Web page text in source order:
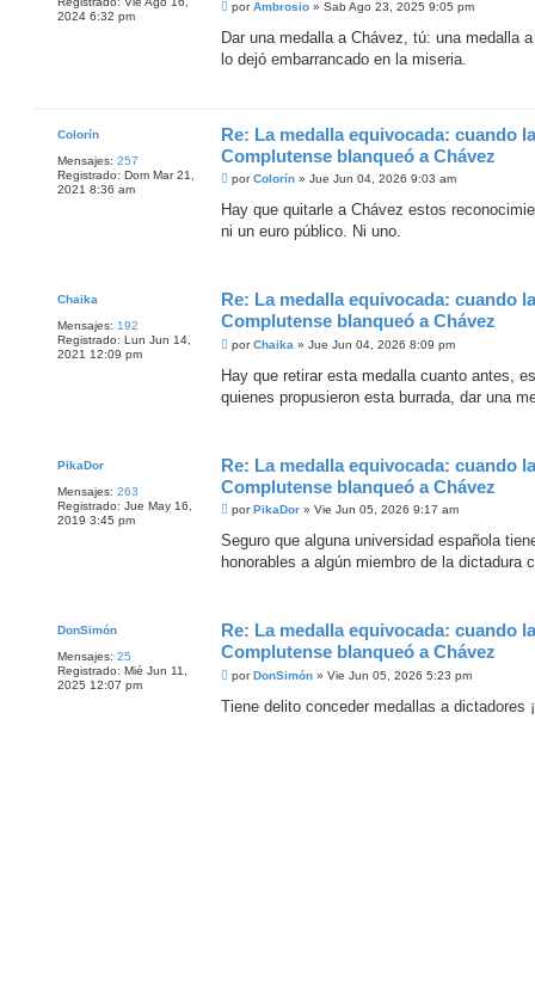
2024 6:32 pm
M
n
a
porAmbrosio» Sab Ago 23, 2025 9:05 pm
Dar una medalla a Chávez, tú: una medalla
lo dejó embarrancado en la miseria.
Colorín
Mensajes: 257
Registrado: Dom Mar 21,
2021 8:36 am
Re: La medalla equivocada: cuando la
Complutense blanqueó a Chávez
M
n
a
porColorín» Jue Jun 04, 2026 9:03 am
Hay que quitarle a Chávez estos
ni un euro público. Ni uno.
Chaika
Mensajes: 192
Registrado: Lun Jun 14,
2021 12:09 pm
Re: La medalla equivocada: cuando la
Complutense blanqueó a Chávez
M
n
a
porChaika » Jue Jun 04, 2026 8:09 pm
Hay que retirar esta medalla cuanto antes,
quienes propusieron esta burrada, dar una
PikaDor
Mensajes: 263
Registrado: Jue May 16,
2019 3:45 pm
Re: La medalla equivocada: cuando la
Complutense blanqueó a Chávez
M
n
a
porPikaDor» Vie Jun 05, 2026 9:17 am
Seguro que alguna universidad española
honorables a algún miembro de la dictadura
DonSimón
Mensajes: 25
Registrado: Mié Jun 11,
2025 12:07 pm
Re: La medalla equivocada: cuando la
Complutense blanqueó a Chávez
M
n
porDonSimón» Vie Jun 05, 2026 5:23 pm
Tiene delito conceder medallas a dictadores